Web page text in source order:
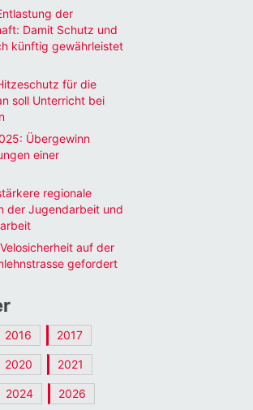
der
Damit Schutz und
künftig gewährleistet
für die
soll Unterricht bei
Übergewinn
einer
regionale
der Jugendarbeit und
auf der
gefordert
2016 2017
2020 2021
2024 2026